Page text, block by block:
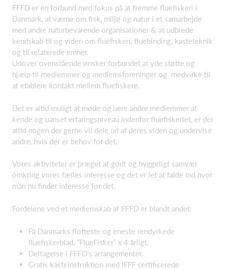
FFFD er en forbund med fokus på at fremme fluefiskeri i
Danmark, at værne om fisk, miljø og natur i et samarbejde
med andre naturbevarende organisationer & at udbrede
kendskab til og viden om fluefiskeri, fluebinding, kasteteknik
og til relaterede emner.
Udover ovenstående ønsker forbundet at yde støtte og
hjælp til medlemmer og medlemsforeninger og medvirke til
at etablere kontakt mellem fluefiskere.
Det er altid muligt at møde og lære andre medlemmer at
kende og uanset erfaringsniveau indenfor fluefiskeriet, er der
altid nogen der gerne vil dele ud af deres viden og undervise
andre, hvis der er behov for det.
Vores aktiviteter er præget af godt og hyggeligt samvær
omkring vores fælles interesse og det er let at falde ind hvor
man nu finder interesse for det.
Fordelene ved et medlemskab af FFFD er blandt andet:
Få Danmarks flotteste og eneste rendyrkede
fluefiskerblad, ”FlueFisker” x 4 årligt.
Deltagelse i FFFD’s arrangementer.
Gratis kasteinstruktion med IFFF certificerede